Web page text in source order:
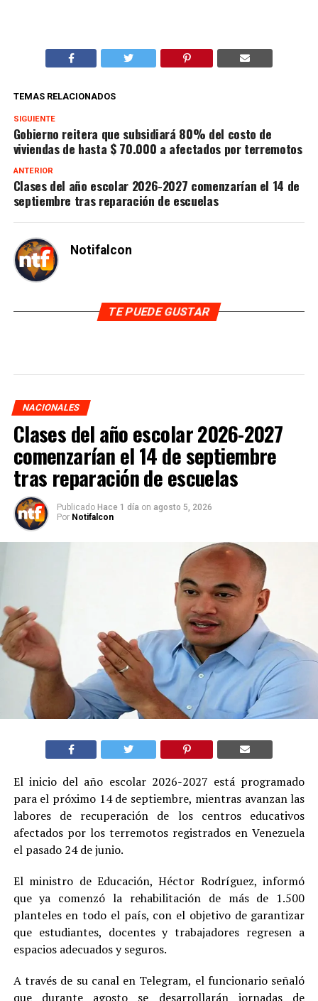
TEMAS RELACIONADOS
SIGUIENTE
Gobierno reitera que subsidiará 80% del costo de
viviendas de hasta $ 70.000 a afectados por terremotos
ANTERIOR
Clases del año escolar 2026-2027 comenzarían el 14 de
septiembre tras reparación de escuelas
Notifalcon
TE PUEDE GUSTAR
NACIONALES
Clases del año escolar 2026-2027
comenzarían el 14 de septiembre
tras reparación de escuelas
Publicado Hace 1 día on agosto 5, 2026
Por Notifalcon
El inicio del año escolar 2026-2027 está programado
para el próximo 14 de septiembre, mientras avanzan las
labores de recuperación de los centros educativos
afectados por los terremotos registrados en Venezuela
el pasado 24 de junio.
El ministro de Educación, Héctor Rodríguez, informó
que ya comenzó la rehabilitación de más de 1.500
planteles en todo el país, con el objetivo de garantizar
que estudiantes, docentes y trabajadores regresen a
espacios adecuados y seguros.
A través de su canal en Telegram, el funcionario señaló
que durante agosto se desarrollarán jornadas de